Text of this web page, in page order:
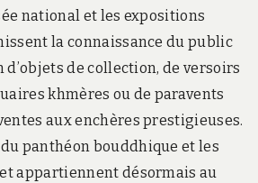
national et les expositions
la connaissance du public
de collection, de versoirs
khmères ou de paravents
aux enchères prestigieuses.
panthéon bouddhique et les
appartiennent désormais au